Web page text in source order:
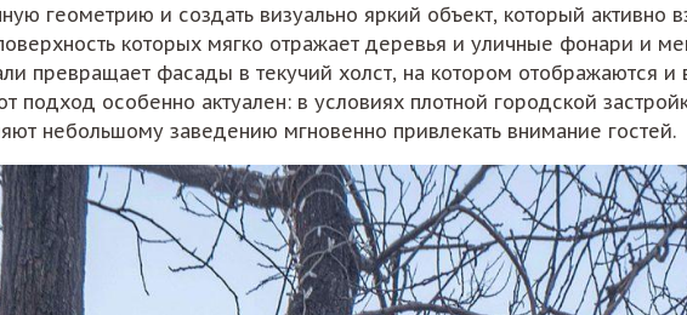
геометрию и создать визуально яркий объект, который активно
которых мягко отражает деревья и уличные фонари и
превращает фасады в текучий холст, на котором отображаются
подход особенно актуален: в условиях плотной городской
небольшому заведению мгновенно привлекать внимание гостей.